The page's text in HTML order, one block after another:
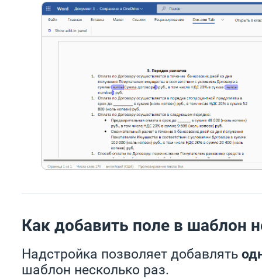
Как добавить поле в шаблон
Надстройка позволяет добавлять
шаблон несколько раз.